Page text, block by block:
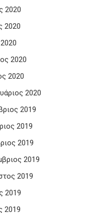
2020
2020
2020
2020
2020
2019
2019
2019
2019
2019
2019
2019